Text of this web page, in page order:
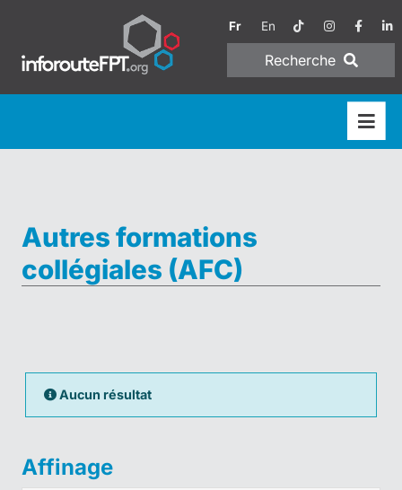
Fr En
Recherche
Autres formations
collégiales (AFC)
Aucun résultat
Affinage